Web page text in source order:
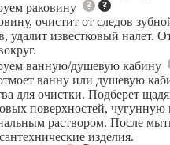
раковину
очистит от следов
удалит известковый налет.
ванную/душевую кабину
ванну или душевую
для очистки. Подберет
поверхностей, чугунную
раствором. После
изделия.